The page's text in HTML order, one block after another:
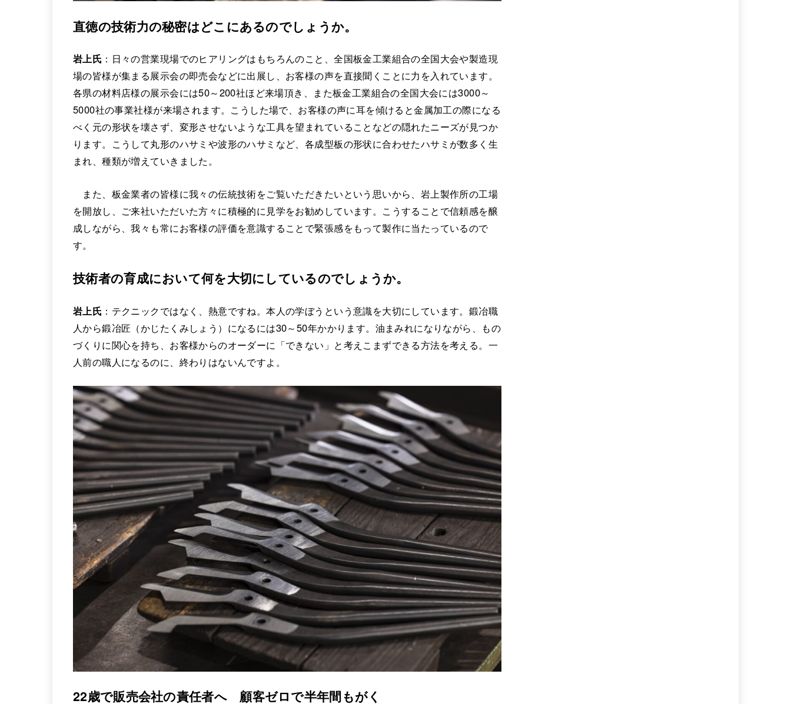
直徳の技術力の秘密はどこにあるのでしょうか。
岩上氏 ：日々の営業現場でのヒアリングはもちろんのこと、全国板金工業組合の全国大会や製造現
場の皆様が集まる展示会の即売会などに出展し、お客様の声を直接聞くことに力を入れています。
各県の材料店様の展示会には50～200社ほど来場頂き、また板金工業組合の全国大会には3000～
5000社の事業社様が来場されます。こうした場で、お客様の声に耳を傾けると金属加工の際になる
べく元の形状を壊さず、変形させないような工具を望まれていることなどの隠れたニーズが見つか
ります。こうして丸形のハサミや波形のハサミなど、各成型板の形状に合わせたハサミが数多く生
まれ、種類が増えていきました。
また、板金業者の皆様に我々の伝統技術をご覧いただきたいという思いから、岩上製作所の工場
を開放し、ご来社いただいた方々に積極的に見学をお勧めしています。こうすることで信頼感を醸
成しながら、我々も常にお客様の評価を意識することで緊張感をもって製作に当たっているので
す。
技術者の育成において何を大切にしているのでしょうか。
岩上氏 ：テクニックではなく、熱意ですね。本人の学ぼうという意識を大切にしています。鍛冶職
人から鍛冶匠（かじたくみしょう）になるには30～50年かかります。油まみれになりながら、もの
づくりに関心を持ち、お客様からのオーダーに「できない」と考えこまずできる方法を考える。一
人前の職人になるのに、終わりはないんですよ。
22歳で販売会社の責任者へ 顧客ゼロで半年間もがく